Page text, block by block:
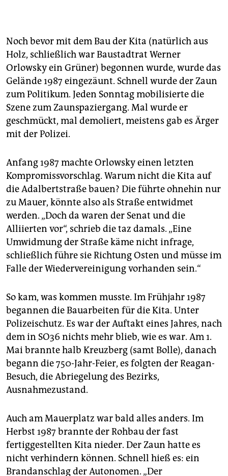
Noch bevor mit dem Bau der Kita (natürlich aus
Holz, schließlich war Baustadtrat Werner
Orlowsky ein Grüner) begonnen wurde, wurde das
Gelände 1987 eingezäunt. Schnell wurde der Zaun
zum Politikum. Jeden Sonntag mobilisierte die
Szene zum Zaunspaziergang. Mal wurde er
geschmückt, mal demoliert, meistens gab es Ärger
mit der Polizei.
Anfang 1987 machte Orlowsky einen letzten
Kompromissvorschlag. Warum nicht die Kita auf
die Adalbertstraße bauen? Die führte ohnehin nur
zu Mauer, könnte also als Straße entwidmet
werden. „Doch da waren der Senat und die
Alliierten vor“, schrieb die taz damals. „Eine
Umwidmung der Straße käme nicht infrage,
schließlich führe sie Richtung Osten und müsse im
Falle der Wiedervereinigung vorhanden sein.“
So kam, was kommen musste. Im Frühjahr 1987
begannen die Bauarbeiten für die Kita. Unter
Polizeischutz. Es war der Auftakt eines Jahres, nach
dem in SO36 nichts mehr blieb, wie es war. Am 1.
Mai brannte halb Kreuzberg (samt Bolle), danach
begann die 750-Jahr-Feier, es folgten der Reagan-
Besuch, die Abriegelung des Bezirks,
Ausnahmezustand.
Auch am Mauerplatz war bald alles anders. Im
Herbst 1987 brannte der Rohbau der fast
fertiggestellten Kita nieder. Der Zaun hatte es
nicht verhindern können. Schnell hieß es: ein
Brandanschlag der Autonomen. „Der